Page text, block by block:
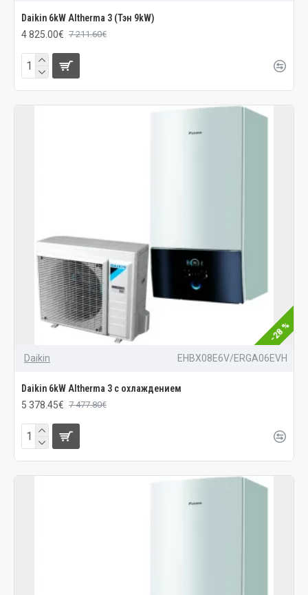
Daikin 6kW Altherma 3 (Тэн 9kW)
4 825.00€ 7 211.60€
-28 %
Daikin EHBX08E6V/ERGA06EVH
Daikin 6kW Altherma 3 с охлаждением
5 378.45€ 7 477.80€